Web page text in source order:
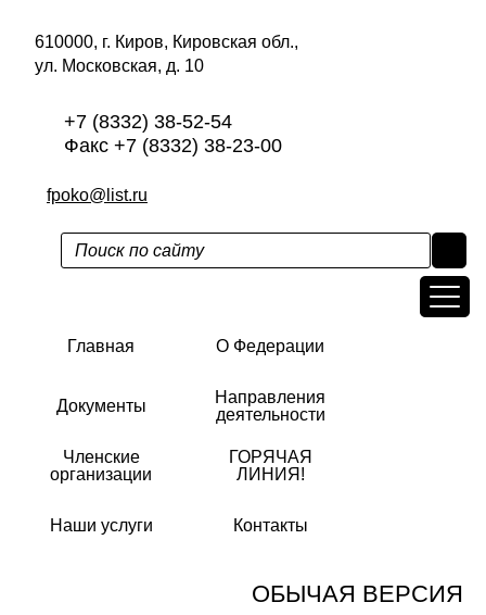
610000, г. Киров, Кировская обл.,
ул. Московская, д. 10
+7 (8332) 38-52-54
Факс +7 (8332) 38-23-00
fpoko@list.ru
Главная О Федерации
Документы
Направления
деятельности
Членские
организации
ГОРЯЧАЯ
ЛИНИЯ!
Наши услуги Контакты
ОБЫЧАЯ ВЕРСИЯ